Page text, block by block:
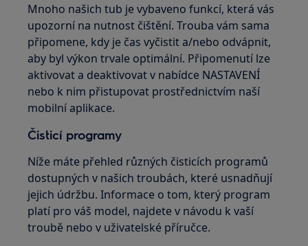
Mnoho našich tub je vybaveno funkcí, která vás
upozorní na nutnost čištění. Trouba vám sama
připomene, kdy je čas vyčistit a/nebo odvápnit,
aby byl výkon trvale optimální. Připomenutí lze
aktivovat a deaktivovat v nabídce NASTAVENÍ
nebo k nim přistupovat prostřednictvím naší
mobilní aplikace.
Čisticí programy
Níže máte přehled různých čisticích programů
dostupných v našich troubách, které usnadňují
jejich údržbu. Informace o tom, který program
platí pro váš model, najdete v návodu k vaší
troubě nebo v uživatelské příručce.